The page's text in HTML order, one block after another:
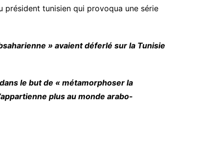
président tunisien qui provoqua une série
» avaient déferlé sur la Tunisie
le but de « métamorphoser la
plus au monde arabo-